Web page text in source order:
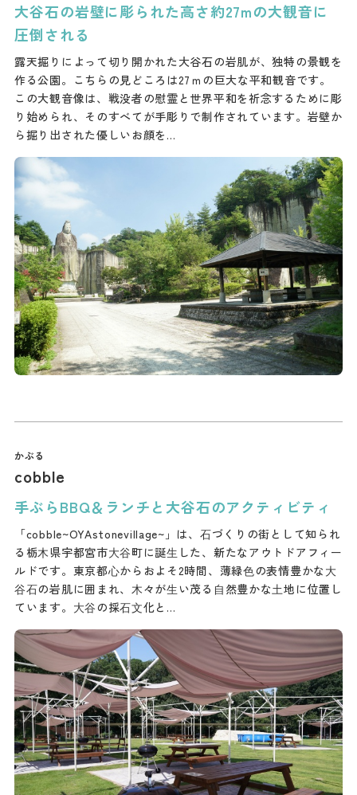
大谷石の岩壁に彫られた高さ約27mの大観音に
圧倒される
露天掘りによって切り開かれた大谷石の岩肌が、独特の景観を
作る公園。こちらの見どころは27ｍの巨大な平和観音です。
この大観音像は、戦没者の慰霊と世界平和を祈念するために彫
り始められ、そのすべてが手彫りで制作されています。岩壁か
ら掘り出された優しいお顔を…
cobble
手ぶらBBQ＆ランチと大谷石のアクティビティ
「cobble~OYAstonevillage~」は、⽯づくりの街として知られ
る栃⽊県宇都宮市⼤⾕町に誕⽣した、新たなアウトドアフィー
ルドです。東京都⼼からおよそ2時間、薄緑⾊の表情豊かな⼤
⾕⽯の岩肌に囲まれ、⽊々が⽣い茂る⾃然豊かな⼟地に位置し
ています。⼤⾕の採⽯⽂化と…